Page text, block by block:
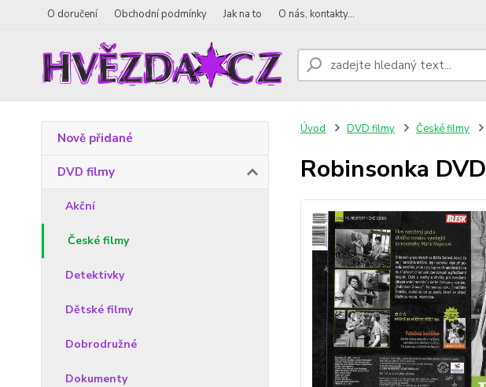
O doručení Obchodní podmínky Jak na to O nás, kontakty...
Nově přidané
DVD filmy
Akční
České filmy
Detektivky
Dětské filmy
Dobrodružné
Dokumenty
Úvod DVD filmy České filmy
Robinsonka DVD